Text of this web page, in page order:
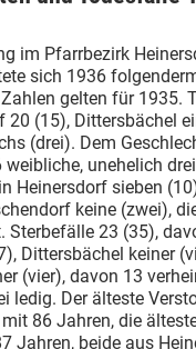
im Pfarrbezirk
sich 1936
gelten für 1935.
20 (15), Dittersbächel
(drei). Dem
unehelich
Heinersdorf sieben
keine (zwei),
Sterbefälle 23 (35),
Dittersbächel keiner
(vier), davon 13
ledig. Der älteste
86 Jahren, die
Jahren, beide aus